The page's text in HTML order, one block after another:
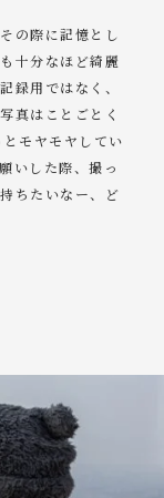
の際に記憶とし
十分なほど綺麗
録用ではなく、
真はことごとく
モヤモヤしてい
いした際、撮っ
ちたいなー、ど